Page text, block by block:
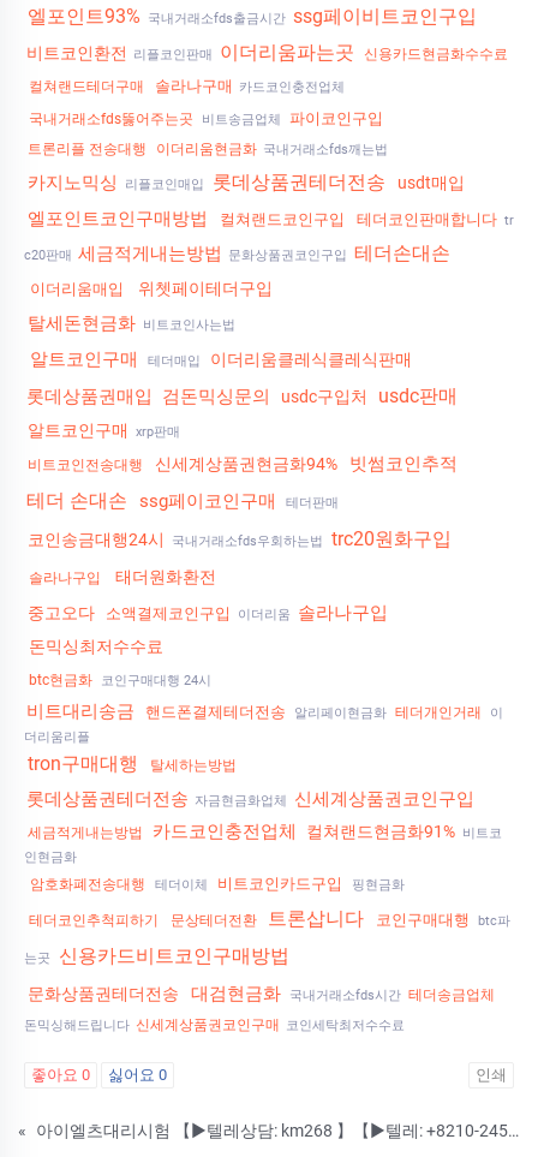
엘포인트93% 국내거래소fds출금시간 ssg페이비트코인구입
비트코인환전 리플코인판매 이더리움파는곳
신용카드현금화수수료
컬쳐랜드테더구매
솔라나구매 카드코인충전업체
국내거래소fds뚫어주는곳 비트송금업체 파이코인구입
트론리플 전송대행 이더리움현금화 국내거래소fds깨는법
카지노믹싱 리플코인매입 롯데상품권테더전송 usdt매입
엘포인트코인구매방법 컬쳐랜드코인구입 테더코인판매합니다 tr
c20판매 세금적게내는방법 문화상품권코인구입 테더손대손
이더리움매입 위쳇페이테더구입
탈세돈현금화 비트코인사는법
알트코인구매 테더매입 이더리움클레식클레식판매
롯데상품권매입 검돈믹싱문의 usdc구입처 usdc판매
알트코인구매 xrp판매
비트코인전송대행 신세계상품권현금화94% 빗썸코인추적
테더 손대손 ssg페이코인구매 테더판매
코인송금대행24시 국내거래소fds우회하는법 trc20원화구입
솔라나구입
태더원화환전
중고오다
소액결제코인구입 이더리움 솔라나구입
돈믹싱최저수수료
btc현금화 코인구매대행 24시
비트대리송금 핸드폰결제테더전송 알리페이현금화 테더개인거래
이
더리움리플
tron구매대행 탈세하는방법
롯데상품권테더전송 자금현금화업체 신세계상품권코인구입
세금적게내는방법 카드코인충전업체 컬쳐랜드현금화91% 비트코
인현금화
암호화폐전송대행 테더이체 비트코인카드구입 핑현금화
테더코인추척피하기 문상테더전환 트론삽니다 코인구매대행 btc파
는곳 신용카드비트코인구매방법
문화상품권테더전송 대검현금화 국내거래소fds시간 테더송금업체
돈믹싱해드립니다 신세계상품권코인구매 코인세탁최저수수료
좋아요 0 싫어요 0 인쇄
« 아이엘츠대리시험 【▶텔레상담: km268 】【▶텔레: +8210-2452-9789】국가기술자격증대리시험 텝스대리시험 토익대리시험 24시간 친절상담!! ➤안전보장-합격보장 ➤이미접수하셨어도 상담진행가능합니다. #자격증대리시험